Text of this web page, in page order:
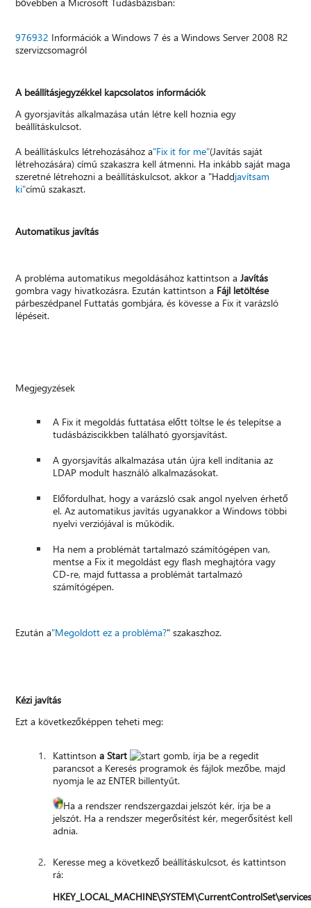
976932 Információk a Windows 7 és a Windows Server 2008 R2
szervizcsomagról
A beállításjegyzékkel kapcsolatos információk
A gyorsjavítás alkalmazása után létre kell hoznia egy
beállításkulcsot.
A beállításkulcs létrehozásához a"Fix it for me"(Javítás saját
létrehozására) című szakaszra kell átmenni. Ha inkább saját maga
szeretné létrehozni a beállításkulcsot, akkor a "Haddjavítsam
ki"című szakaszt.
Automatikus javítás
A probléma automatikus megoldásához kattintson aJavítás
gombra vagy hivatkozásra. Ezután kattintson a Fájl letöltése
párbeszédpanel Futtatás gombjára, és kövesse a Fix it varázsló
lépéseit.
Megjegyzések
A Fix it megoldás futtatása előtt töltse le és telepítse a
tudásbáziscikkben található gyorsjavítást.
A gyorsjavítás alkalmazása után újra kell indítania az
LDAP modult használó alkalmazásokat.
Előfordulhat, hogy a varázsló csak angol nyelven érhető
el. Az automatikus javítás ugyanakkor a Windows többi
nyelvi verziójával is működik.
Ha nem a problémát tartalmazó számítógépen van,
mentse a Fix it megoldást egy flash meghajtóra vagy
CD-re, majd futtassa a problémát tartalmazó
számítógépen.
Ezután a"Megoldott ez a probléma?" szakaszhoz.
Kézi javítás
Ezt a következőképpen teheti meg:
Kattintsona Start
, írja be a regedit
parancsot a Keresés programok és fájlok mezőbe, majd
nyomja le az ENTER billentyűt.
Ha a rendszer rendszergazdai jelszót kér, írja be a
jelszót. Ha a rendszer megerősítést kér, megerősítést kell
adnia.
Keresse meg a következő beállításkulcsot, és kattintson
rá: